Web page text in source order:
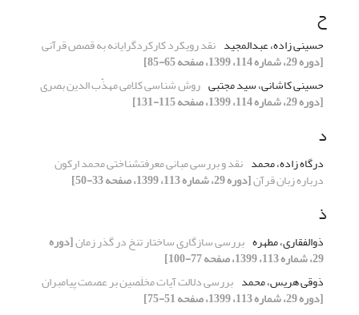
ح
حسینی زاده، عبدالمجید نقد رویکرد کارکردگرایانه به قصص قرآنی
[دوره 29، شماره 114، 1399، صفحه 65-85]
حسینی کاشانی، سید مجتبی روش شناسی کلامی مهذّب الدین بصری
[دوره 29، شماره 114، 1399، صفحه 115-131]
د
درگاه زاده، محمد نقد و بررسی مبانی معرفت‎شناختی محمد ارکون
درباره زبان قرآن[دوره 29، شماره 113، 1399، صفحه 33-50]
ذ
ذوالفقاری، مطهره بررسی سازگاری ساختار تنخ در گذر زمان[دوره
29، شماره 113، 1399، صفحه 77-100]
ذوقی هریس، محمد بررسی دلالت آیات مخلَصین بر عصمت پیامبران
[دوره 29، شماره 113، 1399، صفحه 51-75]